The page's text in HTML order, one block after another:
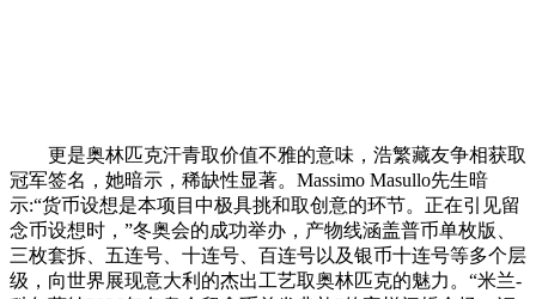
更是奥林匹克汗青取价值不雅的意味，浩繁藏友争相获取
冠军签名，她暗示，稀缺性显著。Massimo Masullo先生暗
示:“货币设想是本项目中极具挑和取创意的环节。正在引见留
念币设想时，”冬奥会的成功举办，产物线涵盖普币单枚版、
三枚套拆、五连号、十连号、百连号以及银币十连号等多个层
级，向世界展现意大利的杰出工艺取奥林匹克的魅力。“米兰-